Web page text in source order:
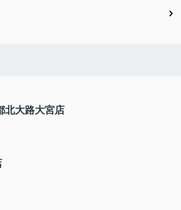
北大路大宮店